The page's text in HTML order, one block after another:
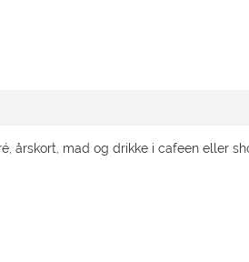
årskort, mad og drikke i cafeen eller